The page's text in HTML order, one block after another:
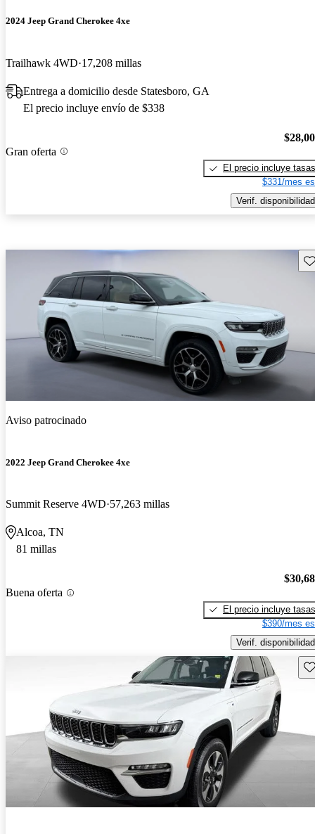
2024 Jeep Grand Cherokee 4xe
Trailhawk 4WD 17,208 millas
Entrega a domicilio desde Statesboro, GA
El precio incluye envío de $338
Gran oferta
El precio incluye tasas
$331/mes
Verif. disponibilidad
Aviso patrocinado
2022 Jeep Grand Cherokee 4xe
Summit Reserve 4WD 57,263 millas
Alcoa, TN
81 millas
Buena oferta
El precio incluye tasas
$390/mes
Verif. disponibilidad